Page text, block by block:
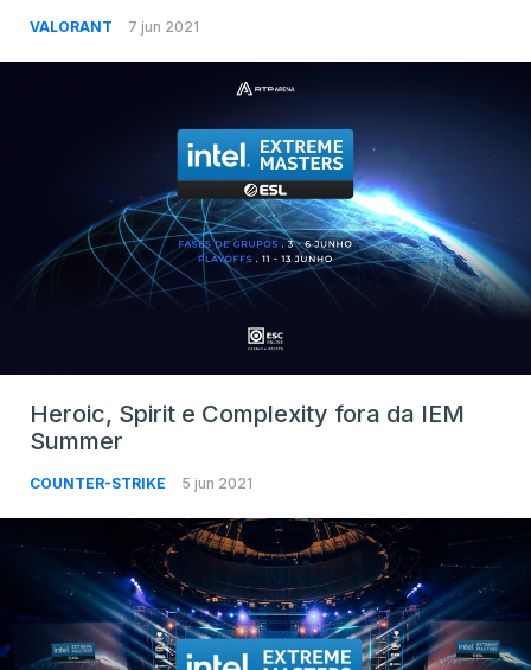
VALORANT 7 jun 2021
Heroic, Spirit e Complexity fora da IEM
Summer
COUNTER-STRIKE 5 jun 2021